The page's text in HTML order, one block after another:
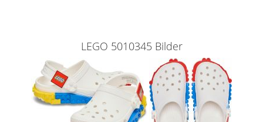
LEGO 5010345 Bilder